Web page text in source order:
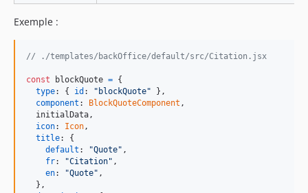
Exemple :
// ./templates/backOffice/default/src/Citation.jsx
const blockQuote = {
type: { id : "blockQuote" } ,
component : BlockQuoteComponent ,
  initialData
,
icon: Icon,
title: {
default : "Quote" ,
fr: "Citation" ,
en: "Quote" ,
} ,